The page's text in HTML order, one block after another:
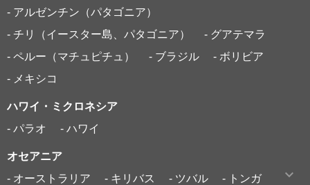
- アルゼンチン（パタゴニア）
- チリ（イースター島、パタゴニア）
- グアテマラ
- ペルー（マチュピチュ）
- ブラジル
- ボリビア
- メキシコ
ハワイ・ミクロネシア
- パラオ
- ハワイ
オセアニア
- オーストラリア
- キリバス - ツバル
- トンガ